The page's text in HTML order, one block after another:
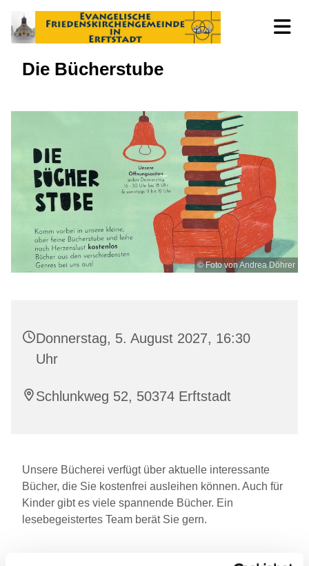
Die Bücherstube
© Foto von Andrea Döhrer
Donnerstag, 5. August 2027, 16:30
Uhr
Schlunkweg 52, 50374 Erftstadt
Unsere Bücherei verfügt über aktuelle interessante
Bücher, die Sie kostenfrei ausleihen können. Auch für
Kinder gibt es viele spannende Bücher. Ein
lesebegeistertes Team berät Sie gern.